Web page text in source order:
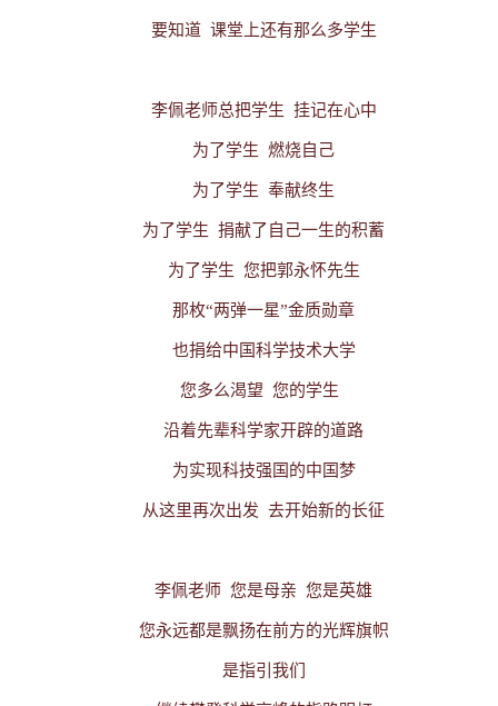
要知道 课堂上还有那么多学生
李佩老师总把学生 挂记在心中
为了学生 燃烧自己
为了学生 奉献终生
为了学生 捐献了自己一生的积蓄
为了学生 您把郭永怀先生
那枚“两弹一星”金质勋章
也捐给中国科学技术大学
您多么渴望 您的学生
沿着先辈科学家开辟的道路
为实现科技强国的中国梦
从这里再次出发 去开始新的长征
李佩老师 您是母亲 您是英雄
您永远都是飘扬在前方的光辉旗帜
是指引我们